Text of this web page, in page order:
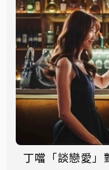
丁噹「談戀愛」